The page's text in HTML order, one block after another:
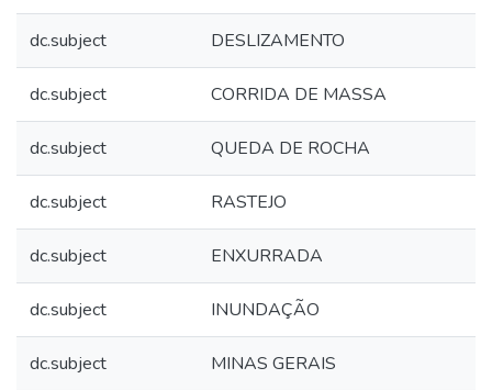
dc.subject DESLIZAMENTO
dc.subject CORRIDA DE MASSA
dc.subject QUEDA DE ROCHA
dc.subject RASTEJO
dc.subject ENXURRADA
dc.subject INUNDAÇÃO
dc.subject MINAS GERAIS